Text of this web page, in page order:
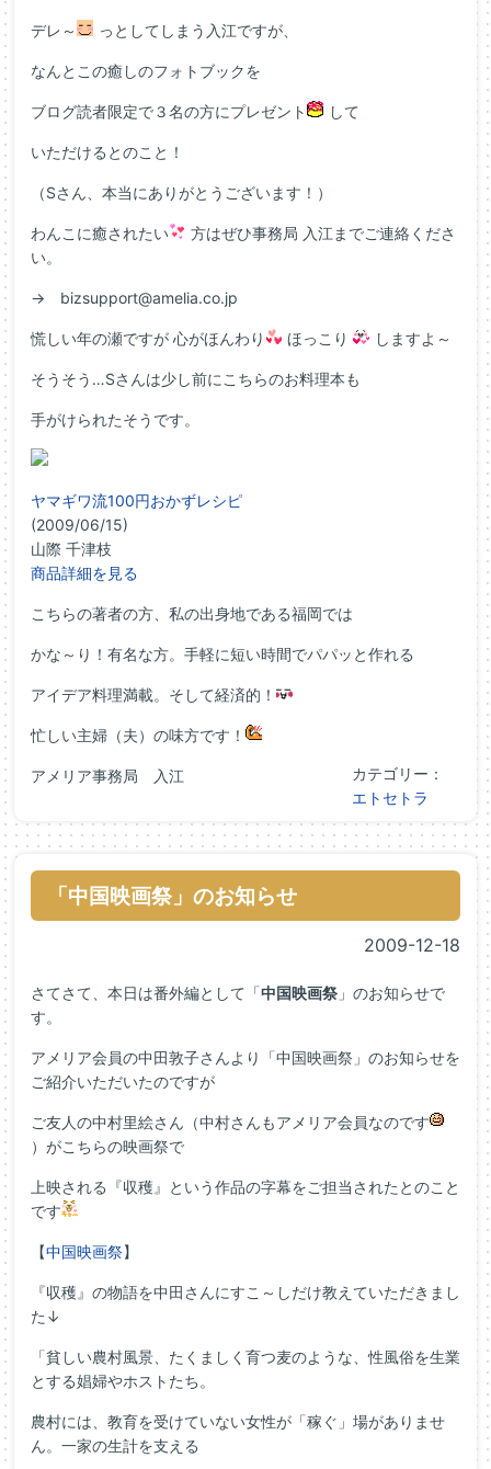
デレ～ っとしてしまう入江ですが、
なんとこの癒しのフォトブックを
ブログ読者限定で３名の方にプレゼント して
いただけるとのこと！
（Sさん、本当にありがとうございます！）
わんこに癒されたい
方はぜひ事務局 入江までご連絡くださ
い。
→ bizsupport@amelia.co.jp
慌しい年の瀬ですが 心がほんわり ほっこり しますよ～
そうそう…Sさんは少し前にこちらのお料理本も
手がけられたそうです。
ヤマギワ流100円おかずレシピ
(2009/06/15)
山際 千津枝
商品詳細を見る
こちらの著者の方、私の出身地である福岡では
かな～り！有名な方。手軽に短い時間でパパッと作れる
アイデア料理満載。そして経済的！
忙しい主婦（夫）の味方です！
アメリア事務局 入江
カテゴリー：
エトセトラ
「中国映画祭」のお知らせ
2009-12-18
さてさて、本日は番外編として「中国映画祭 」のお知らせで
す。
アメリア会員の中田敦子さんより「中国映画祭」のお知らせを
ご紹介いただいたのですが
ご友人の中村里絵さん（中村さんもアメリア会員なのです
）がこちらの映画祭で
上映される『収穫』という作品の字幕をご担当されたとのこと
です
【中国映画祭】
『収穫』の物語を中田さんにすこ～しだけ教えていただきまし
た↓
「貧しい農村風景、たくましく育つ麦のような、性風俗を生業
とする娼婦やホストたち。
農村には、教育を受けていない女性が「稼ぐ」場がありませ
ん。一家の生計を支える